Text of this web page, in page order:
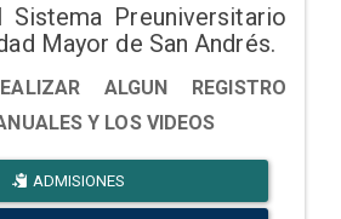
Sistema Preuniversitario
Mayor de San Andrés.
ALGUN REGISTRO
Y LOS VIDEOS
ADMISIONES